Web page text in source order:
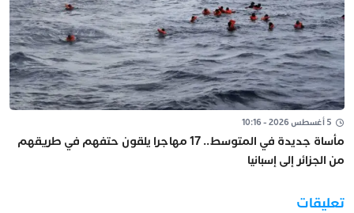
5 أغسطس 2026 - 10:16
مأساة جديدة في المتوسط.. 17 مهاجرا يلقون حتفهم في طريقهم
من الجزائر إلى إسبانيا
تعليقات